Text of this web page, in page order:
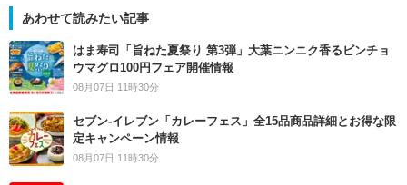
あわせて読みたい記事
はま寿司「旨ねた夏祭り 第3弾」大葉ニンニク香るビンチョ
ウマグロ100円フェア開催情報
08月07日 11時30分
セブン‐イレブン「カレーフェス」全15品商品詳細とお得な限
定キャンペーン情報
08月07日 11時30分